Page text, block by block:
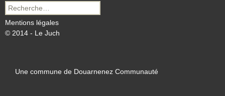
Recherche
pour :
Mentions légales
© 2014 - Le Juch
Une commune de Douarnenez Communauté